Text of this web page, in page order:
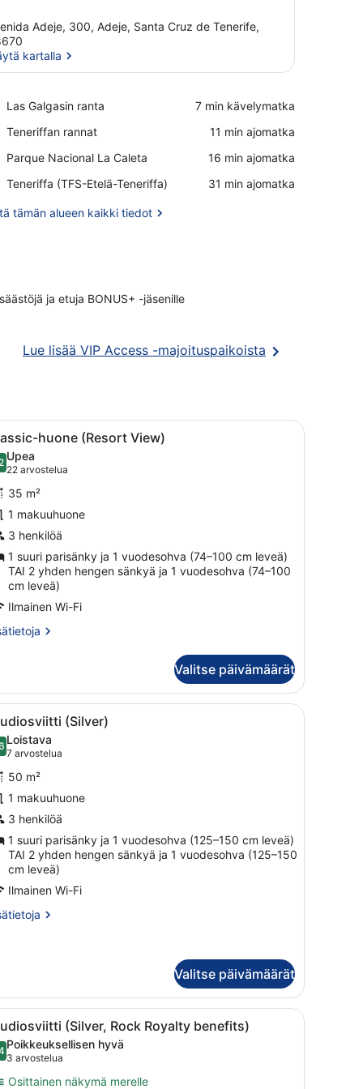
Adeje, 300, Adeje, Santa Cruz de Tenerife,
kartalla
Las Galgasin ranta
Place,
Galgasin
‪7 min kävelymatka‬
Teneriffan rannat
Place,
rannat
‪11 min ajomatka‬
Parque Nacional La Caleta
Place,
Nacional
Caleta
‪16 min ajomatka‬
Teneriffa (TFS-Etelä-Teneriffa)
Airport,
(TFS-
‪31 min ajomatka‬
tämän alueen kaikki tiedot
ja etuja BONUS+ -jäsenille
Lue lisää VIP Access -majoituspaikoista Avautuu
sänky, työpöytä, tuoli, pieni pöytä, jossa on kasvi, ja ikkunasta
Moderni hotellihuone, jossa on suuri
4 huone (Resort View)
kautta 10
Upea
22 arvostelua
(22
arvostelua)
35 m²
1 makuuhuone
3 henkilöä
1 suuri parisänky ja 1 vuodesohva (74–100 cm leveä)
TAI 2 yhden hengen sänkyä ja 1 vuodesohva (74–100
cm leveä)
Ilmainen Wi-Fi
Valitse päivämäärät
jonka päällä on kasvi.
sänky, työpöytä, tuoli, kylpyammeella varustettu kylpyhuone ja
Moderni hotellihuone, jossa on sänky,
4 (Silver)
kautta 10
Loistava
7 arvostelua
(7
arvostelua)
50 m²
1 makuuhuone
3 henkilöä
1 suuri parisänky ja 1 vuodesohva (125–150 cm leveä)
TAI 2 yhden hengen sänkyä ja 1 vuodesohva (125–150
cm leveä)
Ilmainen Wi-Fi
Valitse päivämäärät
sänky, televisio, matkalaukku ja näkymä kaupunkiin.
Moderni olohuone, jossa on sohva,
8 (Silver, Rock Royalty benefits)
kautta 10
Poikkeuksellisen hyvä
3 arvostelua
(3
arvostelua)
Osittainen näkymä merelle